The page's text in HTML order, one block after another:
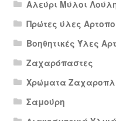
Αλεύρι Μύλοι
Πρώτες ύλες
Βοηθητικές Ύλες
Ζαχαρόπαστες
Χρώματα
Σαμούρη